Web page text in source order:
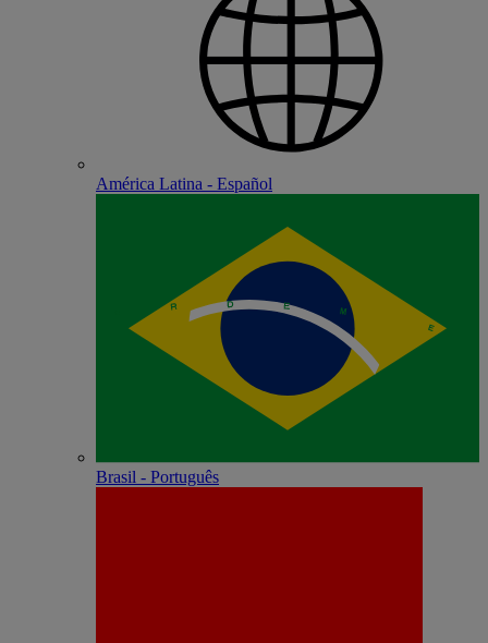
América Latina - Español
Brasil - Português